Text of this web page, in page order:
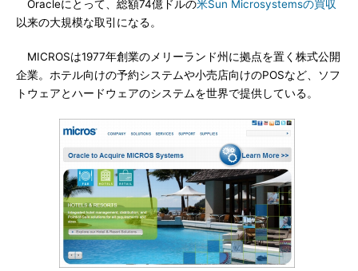
Oracleにとって、総額74億ドルの米Sun Microsystemsの買収
以来の大規模な取引になる。
MICROSは1977年創業のメリーランド州に拠点を置く株式公開
企業。ホテル向けの予約システムや小売店向けのPOSなど、ソフ
トウェアとハードウェアのシステムを世界で提供している。